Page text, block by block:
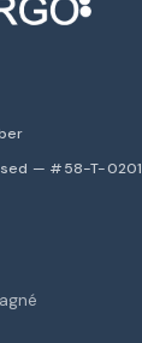
— #58-T-0201